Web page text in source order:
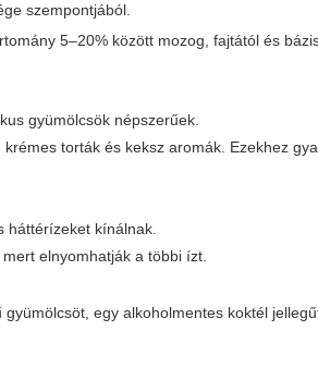
szempontjából.
5–20% között mozog, fajtától és
gyümölcsök népszerűek.
torták és keksz aromák. Ezekhez
háttérízeket kínálnak.
elnyomhatják a többi ízt.
egy alkoholmentes koktél